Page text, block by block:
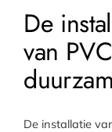
De
van
De installatie